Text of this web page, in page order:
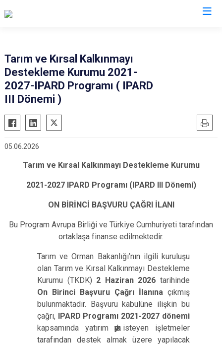
Araban
İslahiye
Nizip
Şahinbey
Şehitkamil
Tarım ve Kırsal Kalkınmayı
Destekleme Kurumu 2021-
2027-IPARD Programı ( IPARD
III Dönemi )
05.06.2026
Tarım ve Kırsal Kalkınmayı Destekleme Kurumu
2021-2027 IPARD Programı (IPARD III Dönemi)
ON BİRİNCİ BAŞVURU ÇAĞRI İLANI
Bu Program Avrupa Birliği ve Türkiye Cumhuriyeti tarafından
ortaklaşa finanseedilmektedir.
Tarım ve Orman Bakanlığı’nın ilgili kuruluşu
olan Tarım ve Kırsal Kalkınmayı Destekleme
Kurumu (TKDK) 2 Haziran 2026tarihinde
On Birinci Başvuru Çağrı İlanına çıkmış
bulunmaktadır. Başvuru kabulüne ilişkin bu
çağrı, IPARD Programı 2021-2027 dönemi
kapsamında yatırımyapmakisteyen işletmeler
tarafından destek almak üzere yapılacak